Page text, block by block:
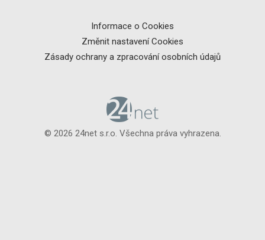
Informace o Cookies
Změnit nastavení Cookies
Zásady ochrany a zpracování osobních údajů
© 2026 24net s.r.o. Všechna práva vyhrazena.